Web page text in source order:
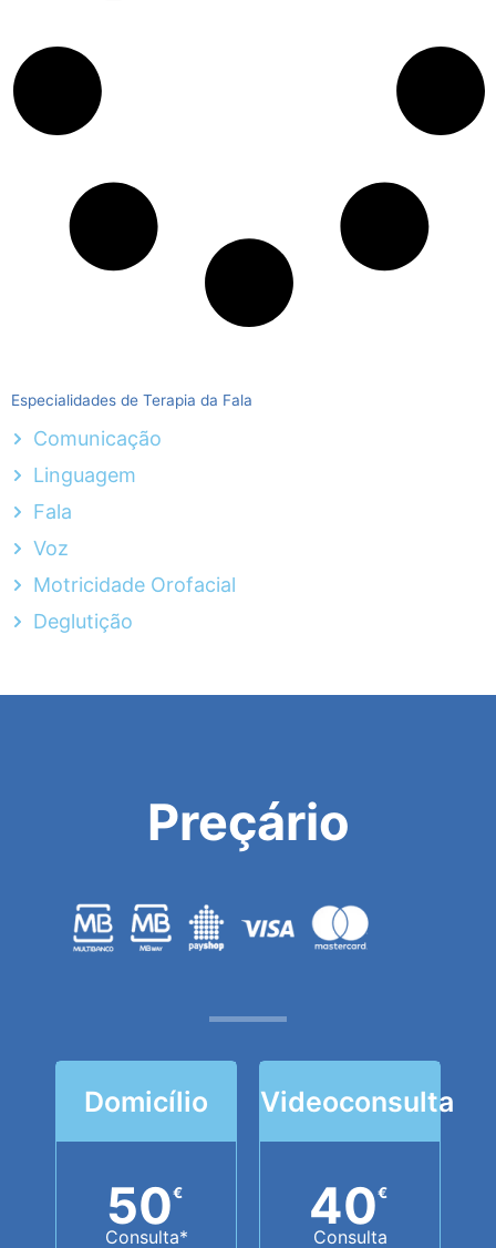
Especialidades de Terapia da Fala
Comunicação
Linguagem
Fala
Voz
Motricidade Orofacial
Deglutição
Preçário
Domicílio
50€
Consulta*
Videoconsulta
40€
Consulta